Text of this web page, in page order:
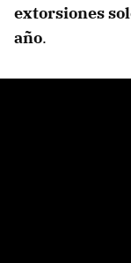
extorsiones
año.